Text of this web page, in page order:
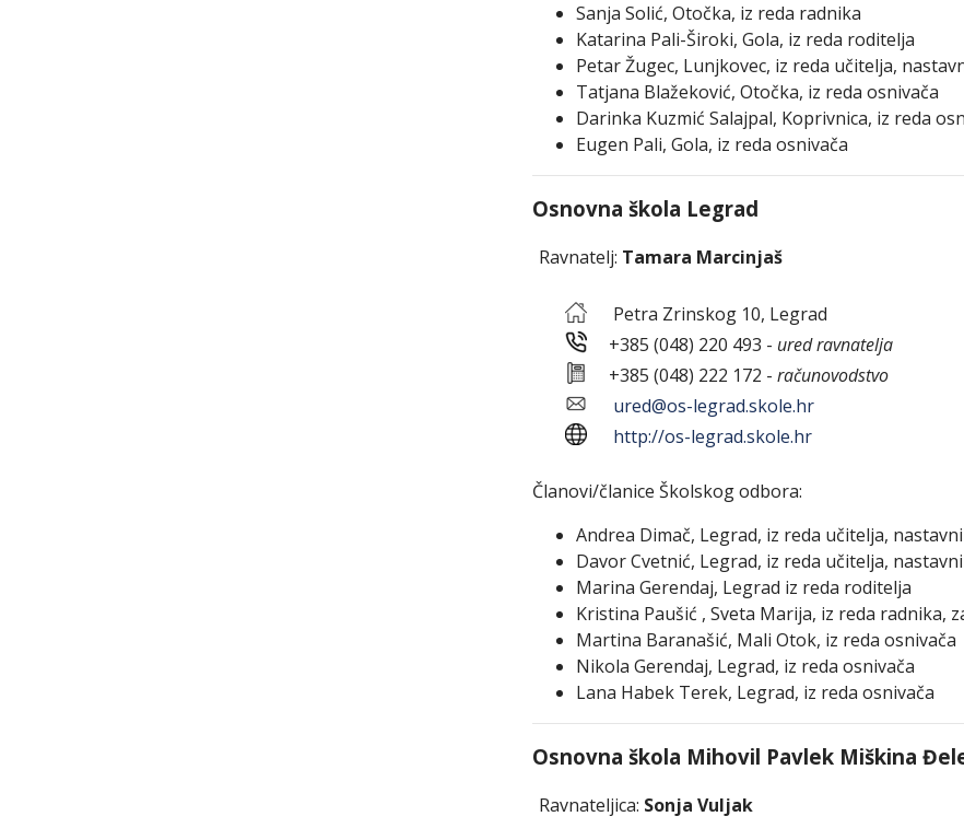
Sanja Solić, Otočka, iz reda radnika
Katarina Pali-Široki, Gola, iz reda roditelja
Petar Žugec, Lunjkovec, iz reda učitelja,
Tatjana Blažeković, Otočka, iz reda osnivača
Darinka Kuzmić Salajpal, Koprivnica, iz reda
Eugen Pali, Gola, iz reda osnivača
Osnovna škola Legrad
Ravnatelj: Tamara Marcinjaš
Petra Zrinskog 10, Legrad
+385 (048) 220 493 - ured ravnatelja
+385 (048) 222 172 - računovodstvo
ured@os-legrad.skole.hr
http://os-legrad.skole.hr
Članovi/članice Školskog odbora:
Andrea Dimač, Legrad, iz reda učitelja,
Davor Cvetnić, Legrad, iz reda učitelja,
Marina Gerendaj, Legrad iz reda roditelja
Kristina Paušić , Sveta Marija, iz reda radnika,
Martina Baranašić, Mali Otok, iz reda osnivača
Nikola Gerendaj, Legrad, iz reda osnivača
Lana Habek Terek, Legrad, iz reda osnivača
Osnovna škola Mihovil Pavlek Miškina
Ravnateljica: Sonja Vuljak